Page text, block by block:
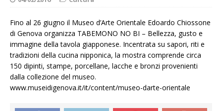
Fino al 26 giugno il Museo d’Arte Orientale Edoardo Chiossone
di Genova organizza TABEMONO NO BI – Bellezza, gusto e
immagine della tavola giapponese. Incentrata su sapori, riti e
tradizioni della cucina nipponica, la mostra comprende circa
150 dipinti, stampe, porcellane, lacche e bronzi provenienti
dalla collezione del museo.
www.museidigenova.it/it/content/museo-darte-orientale